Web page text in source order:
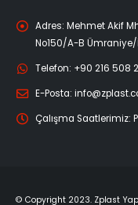
Adres: Mehmet Akif
No150/A-B
Telefon: +90 216 508
E-Posta:
Çalışma Saatlerimiz:
© Copyright 2023. Zplast